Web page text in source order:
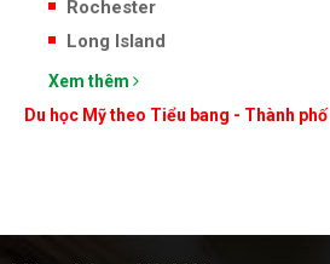
Rochester
Long Island
Xem thêm
Du học Mỹ theo Tiểu bang - Thành phố